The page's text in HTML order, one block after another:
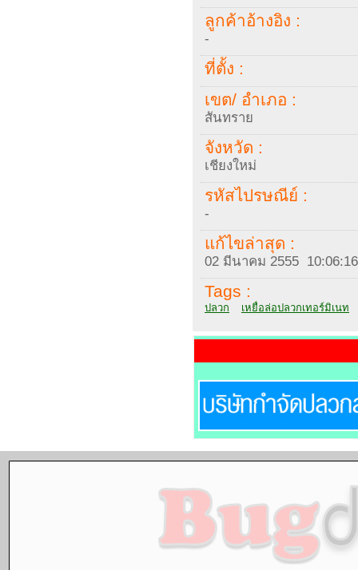
ลูกค้าอ้างอิง :
-
ที่ตั้ง :
เขต/ อำเภอ :
สันทราย
จังหวัด :
เชียงใหม่
รหัสไปรษณีย์ :
-
แก้ไขล่าสุด :
02 มีนาคม 2555 10:06:16
Tags :
ปลวก เหยื่อล่อปลวกเทอร์มิเนท